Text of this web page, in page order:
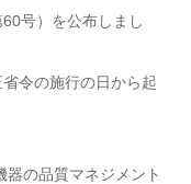
号）を公布しまし
令の施行の日から起
の品質マネジメント